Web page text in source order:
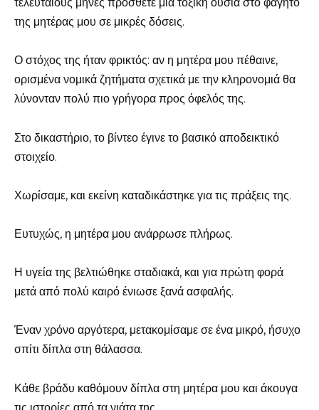
της μητέρας μου σε μικρές δόσεις.
Ο στόχος της ήταν φρικτός: αν η μητέρα μου πέθαινε,
ορισμένα νομικά ζητήματα σχετικά με την κληρονομιά θα
λύνονταν πολύ πιο γρήγορα προς όφελός της.
Στο δικαστήριο, το βίντεο έγινε το βασικό αποδεικτικό
στοιχείο.
Χωρίσαμε, και εκείνη καταδικάστηκε για τις πράξεις της.
Ευτυχώς, η μητέρα μου ανάρρωσε πλήρως.
Η υγεία της βελτιώθηκε σταδιακά, και για πρώτη φορά
μετά από πολύ καιρό ένιωσε ξανά ασφαλής.
Έναν χρόνο αργότερα, μετακομίσαμε σε ένα μικρό, ήσυχο
σπίτι δίπλα στη θάλασσα.
Κάθε βράδυ καθόμουν δίπλα στη μητέρα μου και άκουγα
τις ιστορίες από τα νιάτα της.